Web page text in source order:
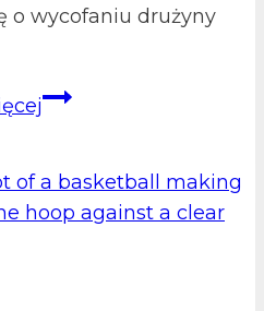
o wycofaniu drużyny
Nowy
koszykówki:
opuszczamy